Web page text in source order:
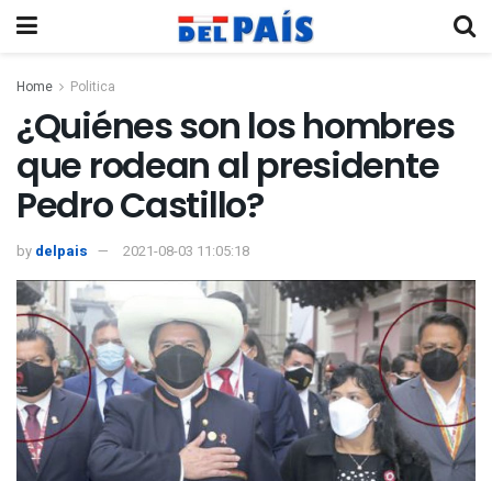
Home Politica
¿Quiénes son los hombres
que rodean al presidente
Pedro Castillo?
by delpais 2021-08-03 11:05:18